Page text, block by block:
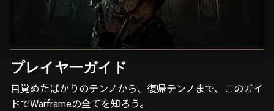
プレイヤーガイド
目覚めたばかりのテンノから、復帰テンノまで、このガイ
ドでWarframeの全てを知ろう。